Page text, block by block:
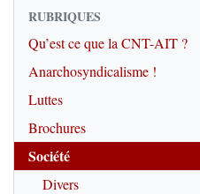
RUBRIQUES
Qu’est ce que la CNT-AIT ?
Anarchosyndicalisme !
Luttes
Brochures
Société
Divers